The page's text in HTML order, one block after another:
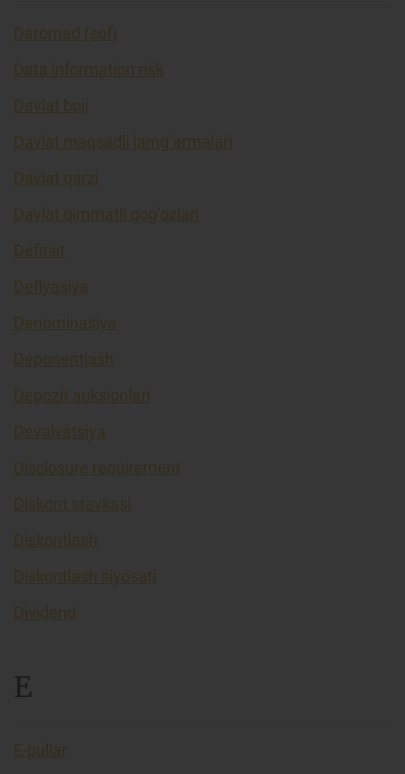
Daromad (sof)
Data information risk
Davlat boji
Davlat maqsadli jamg’armalari
Davlat qarzi
Davlat qimmatli qog’ozlari
Defitsit
Deflyasiya
Denominasiya
Deponentlash
Depozit auksionlari
Devalvatsiya
Disclosure requirement
Diskont stavkasi
Diskontlash
Diskontlash siyosati
Dividend
E
E-pullar